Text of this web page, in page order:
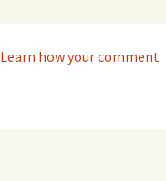
Learn how your comment